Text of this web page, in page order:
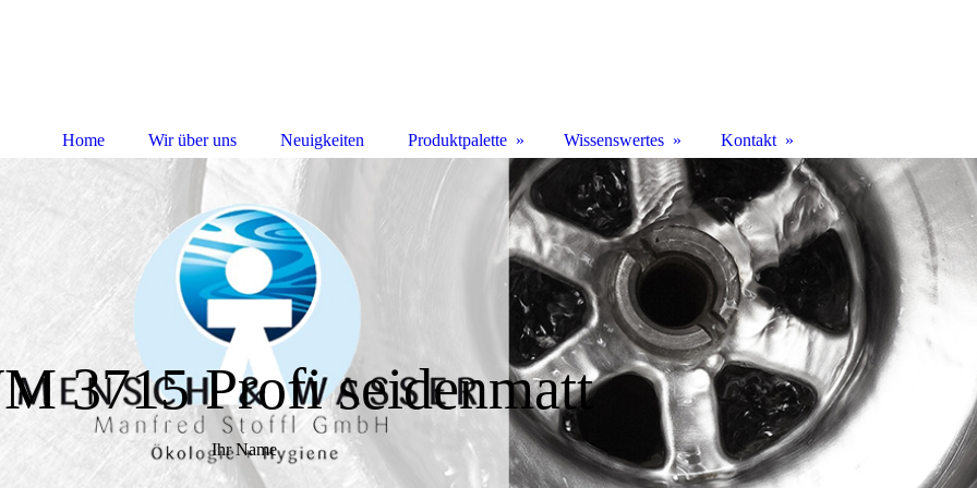
3715 Profi seidenmatt
Ihr Name
Home Wir über uns Neuigkeiten Produktpalette Wissenswertes Kontakt